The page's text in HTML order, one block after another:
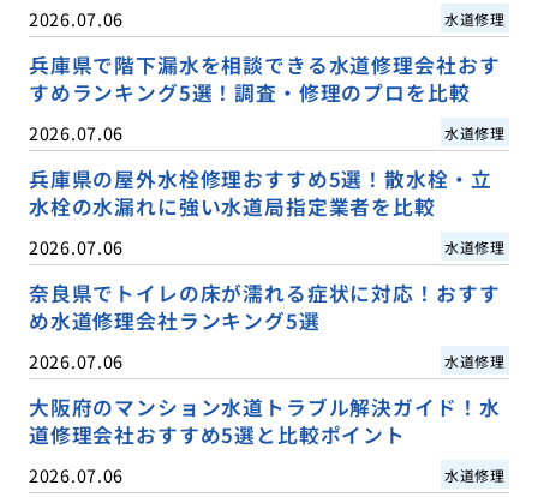
2026.07.06 水道修理
兵庫県で階下漏水を相談できる水道修理会社おす
すめランキング5選！調査・修理のプロを比較
2026.07.06 水道修理
兵庫県の屋外水栓修理おすすめ5選！散水栓・立
水栓の水漏れに強い水道局指定業者を比較
2026.07.06 水道修理
奈良県でトイレの床が濡れる症状に対応！おすす
め水道修理会社ランキング5選
2026.07.06 水道修理
大阪府のマンション水道トラブル解決ガイド！水
道修理会社おすすめ5選と比較ポイント
2026.07.06 水道修理